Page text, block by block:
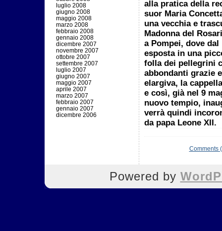
luglio 2008
giugno 2008
maggio 2008
marzo 2008
febbraio 2008
gennaio 2008
dicembre 2007
novembre 2007
ottobre 2007
settembre 2007
luglio 2007
giugno 2007
maggio 2007
aprile 2007
marzo 2007
febbraio 2007
gennaio 2007
dicembre 2006
alla pratica della
suor Maria
una vecchia e
Madonna del
a Pompei, dove dal
esposta in una
folla dei pellegrini
abbondanti grazie
elargiva, la
e così, già nel 9
nuovo tempio,
verrà quindi
da papa Leone XII.
Comments
Powered by